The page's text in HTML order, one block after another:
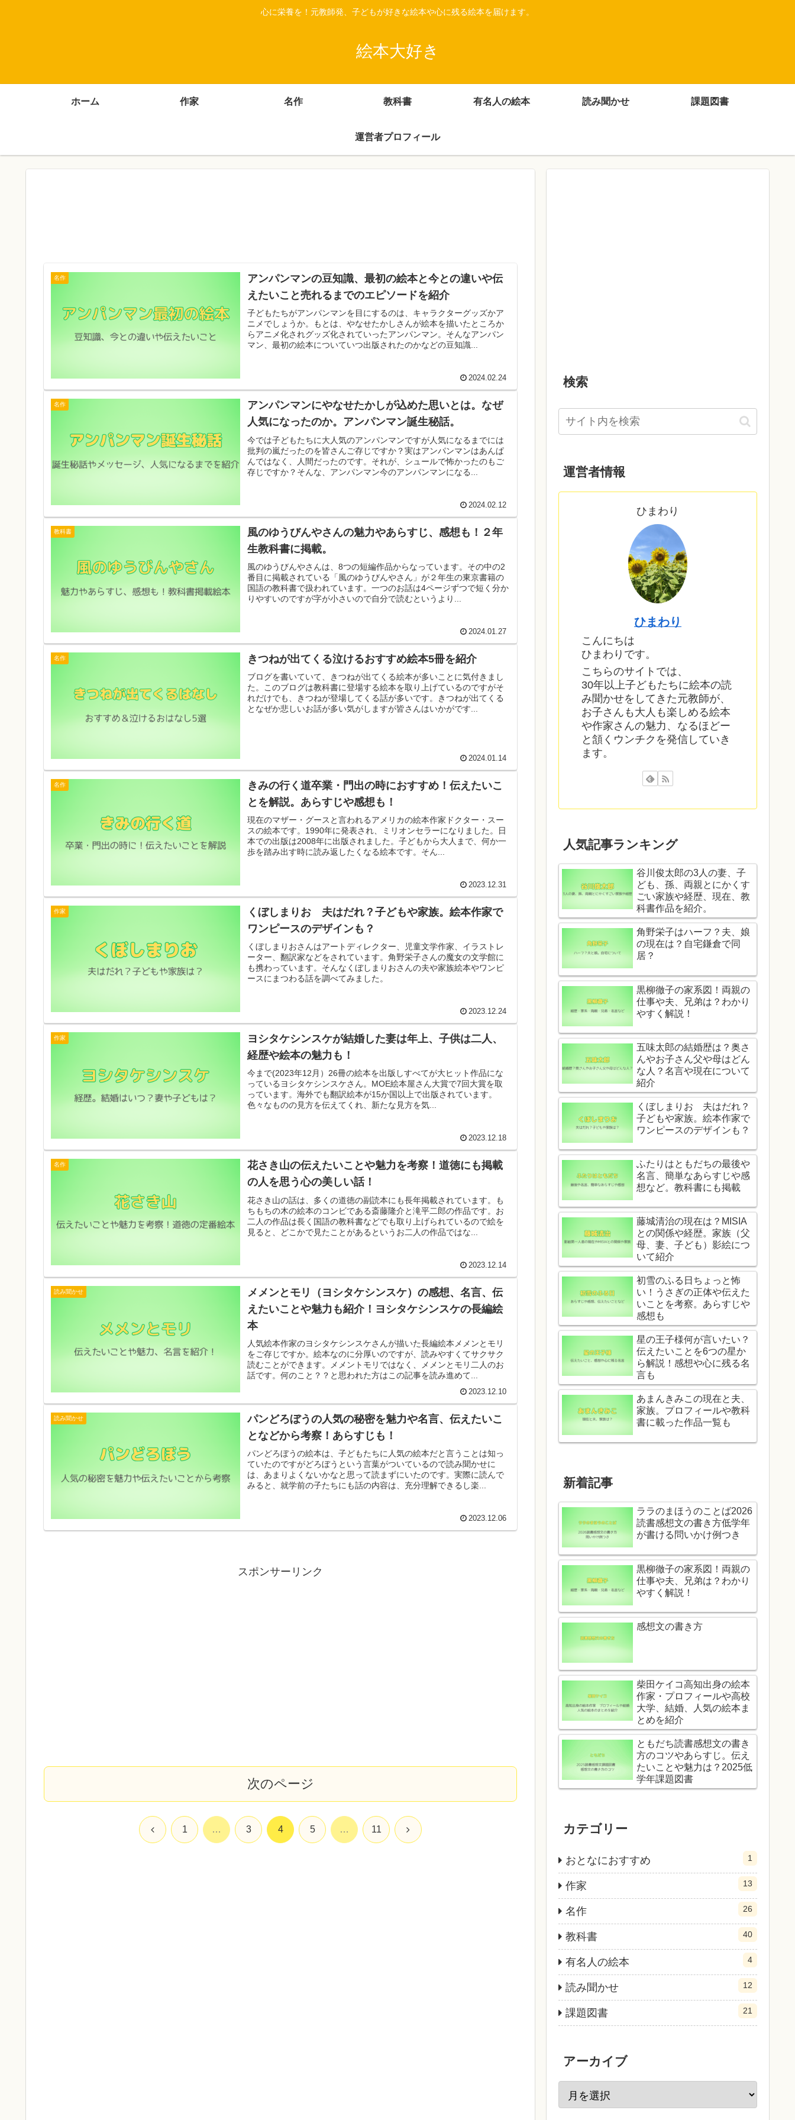
心に栄養を！元教師発、子どもが好きな絵本や心に残る絵本を届けます。
絵本大好き
ホーム 作家 名作 教科書 有名人の絵本 読み聞かせ 課題図書
運営者プロフィール
名作
アンパンマンの豆知識、最初の絵本と今との違いや伝
えたいこと売れるまでのエピソードを紹介
子どもたちがアンパンマンを目にするのは、キャラクターグッズかア
ニメでしょうか。もとは、やなせたかしさんが絵本を描いたところか
らアニメ化されグッズ化されていったアンパンマン。そんなアンパン
マン、最初の絵本についていつ出版されたのかなどの豆知識...
2024.02.24
名作
アンパンマンにやなせたかしが込めた思いとは。なぜ
人気になったのか。アンパンマン誕生秘話。
今では子どもたちに大人気のアンパンマンですが人気になるまでには
批判の嵐だったのを皆さんご存じですか？実はアンパンマンはあんぱ
んではなく、人間だったのです。それが、シュールで怖かったのもご
存じですか？そんな、アンパンマン今のアンパンマンになる...
2024.02.12
教科書
風のゆうびんやさんの魅力やあらすじ、感想も！２年
生教科書に掲載。
風のゆうびんやさんは、8つの短編作品からなっています。その中の2
番目に掲載されている「風のゆうびんやさん」が２年生の東京書籍の
国語の教科書で扱われています。一つのお話は4ページずつで短く分か
りやすいのですが字が小さいので自分で読むというより...
2024.01.27
名作 きつねが出てくる泣けるおすすめ絵本5冊を紹介
ブログを書いていて、きつねが出てくる絵本が多いことに気付きまし
た。このブログは教科書に登場する絵本を取り上げているのですがそ
れだけでも、きつねが登場してくる話が多いです。きつねが出てくる
となぜか悲しいお話が多い気がしますが皆さんはいかがです...
2024.01.14
名作
きみの行く道卒業・門出の時におすすめ！伝えたいこ
とを解説。あらすじや感想も！
現在のマザー・グースと言われるアメリカの絵本作家ドクター・スー
スの絵本です。1990年に発表され、ミリオンセラーになりました。日
本での出版は2008年に出版されました。子どもから大人まで、何か一
歩を踏み出す時に読み返したくなる絵本です。そん...
2023.12.31
作家
くぼしまりお 夫はだれ？子どもや家族。絵本作家で
ワンピースのデザインも？
くぼしまりおさんはアートディレクター、児童文学作家、イラストレ
ーター、翻訳家などをされています。角野栄子さんの魔女の文学館に
も携わっています。そんなくぼしまりおさんの夫や家族絵本やワンピ
ースにまつわる話を調べてみました。
2023.12.24
作家
ヨシタケシンスケが結婚した妻は年上、子供は二人、
経歴や絵本の魅力も！
今まで(2023年12月）26冊の絵本を出版しすべてが大ヒット作品にな
っているヨシタケシンスケさん。MOE絵本屋さん大賞で7回大賞を取
っています。海外でも翻訳絵本が15か国以上で出版されています。
色々なものの見方を伝えてくれ、新たな見方を気...
2023.12.18
名作
花さき山の伝えたいことや魅力を考察！道徳にも掲載
の人を思う心の美しい話！
花さき山の話は、多くの道徳の副読本にも長年掲載されています。も
ちもちの木の絵本のコンビである斎藤隆介と滝平二郎の作品です。お
二人の作品は長く国語の教科書などでも取り上げられているので絵を
見ると、どこかで見たことがあるというお二人の作品ではな...
2023.12.14
読み聞かせ
メメンとモリ（ヨシタケシンスケ）の感想、名言、伝
えたいことや魅力も紹介！ヨシタケシンスケの長編絵
本
人気絵本作家のヨシタケシンスケさんが描いた長編絵本メメンとモリ
をご存じですか。絵本なのに分厚いのですが、読みやすくてサクサク
読むことができます。メメントモリではなく、メメンとモリ二人のお
話です。何のこと？？と思われた方はこの記事を読み進めて...
2023.12.10
読み聞かせ
パンどろぼうの人気の秘密を魅力や名言、伝えたいこ
となどから考察！あらすじも！
パンどろぼうの絵本は、子どもたちに人気の絵本だと言うことは知っ
ていたのですがどろぼうという言葉がついているので読み聞かせに
は、あまりよくないかなと思って読まずにいたのです。実際に読んで
みると、就学前の子たちにも話の内容は、充分理解できるし楽...
2023.12.06
スポンサーリンク
次のページ
前 1 … 3 4 5 … 11 次
検索
運営者情報
ひまわり
ひまわり
こんにちは
ひまわりです。
こちらのサイトでは、
30年以上子どもたちに絵本の読
み聞かせをしてきた元教師が、
お子さんも大人も楽しめる絵本
や作家さんの魅力、なるほどー
と頷くウンチクを発信していき
ます。
人気記事ランキング
谷川俊太郎の3人の妻、子
ども、孫、両親とにかくす
ごい家族や経歴、現在、教
科書作品を紹介。
角野栄子はハーフ？夫、娘
の現在は？自宅鎌倉で同
居？
黒柳徹子の家系図！両親の
仕事や夫、兄弟は？わかり
やすく解説！
五味太郎の結婚歴は？奥さ
んやお子さん父や母はどん
な人？名言や現在について
紹介
くぼしまりお 夫はだれ？
子どもや家族。絵本作家で
ワンピースのデザインも？
ふたりはともだちの最後や
名言、簡単なあらすじや感
想など。教科書にも掲載
藤城清治の現在は？MISIA
との関係や経歴。家族（父
母、妻、子ども）影絵につ
いて紹介
初雪のふる日ちょっと怖
い！うさぎの正体や伝えた
いことを考察。あらすじや
感想も
星の王子様何が言いたい？
伝えたいことを6つの星か
ら解説！感想や心に残る名
言も
あまんきみこの現在と夫、
家族。プロフィールや教科
書に載った作品一覧も
新着記事
ララのまほうのことば2026
読書感想文の書き方低学年
が書ける問いかけ例つき
黒柳徹子の家系図！両親の
仕事や夫、兄弟は？わかり
やすく解説！
感想文の書き方
柴田ケイコ高知出身の絵本
作家・プロフィールや高校
大学、結婚、人気の絵本ま
とめを紹介
ともだち読書感想文の書き
方のコツやあらすじ。伝え
たいことや魅力は？2025低
学年課題図書
カテゴリー
おとなにおすすめ 1
作家 13
名作 26
教科書 40
有名人の絵本 4
読み聞かせ 12
課題図書 21
アーカイブ